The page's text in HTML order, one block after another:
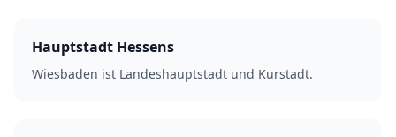
Hauptstadt Hessens
Wiesbaden ist Landeshauptstadt und Kurstadt.